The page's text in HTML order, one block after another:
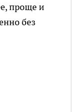
проще и
без